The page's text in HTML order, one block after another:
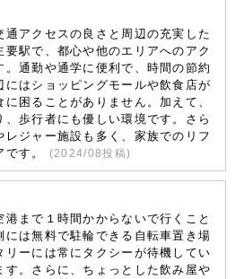
アクセスの良さと周辺の充実した
駅で、都心や他のエリアへのアク
通勤や通学に便利で、時間の節約
にはショッピングモールや飲食店が
困ることがありません。加えて、
歩行者にも優しい環境です。さら
ジャー施設も多く、家族でのリフ
す。
(2024/08投稿)
まで１時間かからないで行くこと
は無料で駐輪できる自転車置き場
リーには常にタクシーが待機してい
す。さらに、ちょっとした飲み屋や